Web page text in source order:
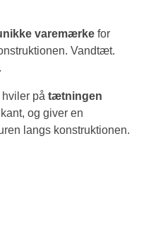
varemærke for
Vandtæt.
på tætningen
og giver en
langs konstruktionen.